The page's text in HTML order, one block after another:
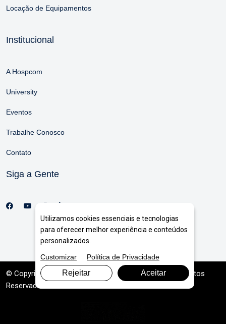
Locação de Equipamentos
Institucional
A Hospcom
University
Eventos
Trabalhe Conosco
Contato
Siga a Gente
© Copyright 2026. DIVIAMarketing Digital. Todos os Direitos
Reservados
Utilizamos cookies essenciais e tecnologias
para oferecer melhor experiência e conteúdos
personalizados.
Customizar
Política de Privacidade
Rejeitar Aceitar